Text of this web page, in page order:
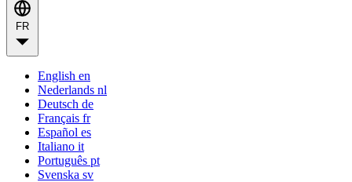
English en
Nederlands nl
Deutsch de
Français fr
Español es
Italiano it
Português pt
Svenska sv